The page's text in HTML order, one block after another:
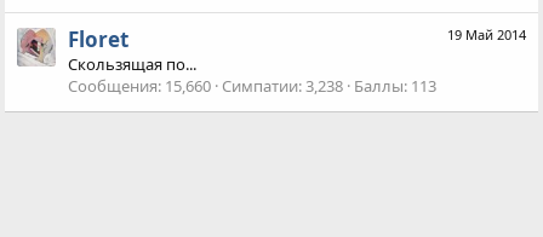
19 Май 2014
Floret
Скользящая по...
Сообщения 15,660 Симпатии 3,238 Баллы 113